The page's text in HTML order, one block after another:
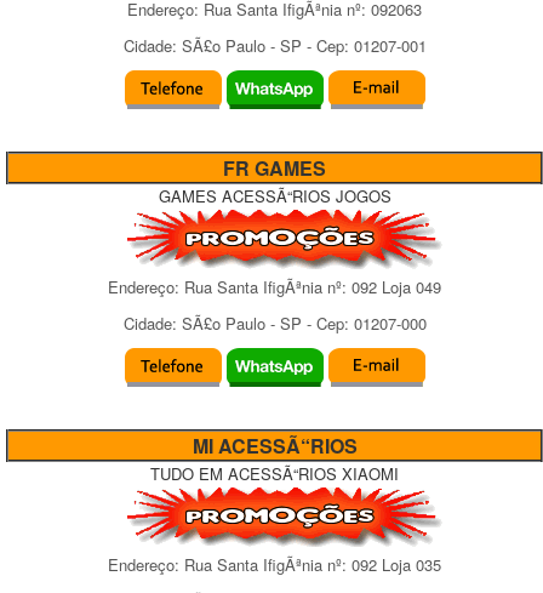
Endereço: Rua Santa IfigÃªnia nº: 092063
Cidade: SÃ£o Paulo- SP - Cep: 01207-001
FR GAMES
GAMES ACESSÃ“RIOS JOGOS
Endereço: Rua Santa IfigÃªnia nº: 092 Loja 049
Cidade: SÃ£o Paulo- SP - Cep: 01207-000
MI ACESSÃ“RIOS
TUDO EM ACESSÃ“RIOS XIAOMI
Endereço: Rua Santa IfigÃªnia nº: 092 Loja 035